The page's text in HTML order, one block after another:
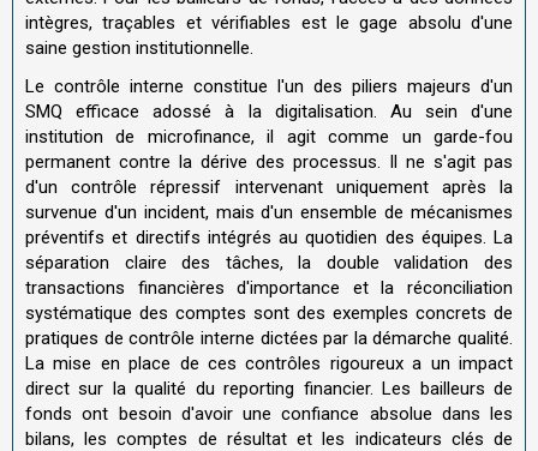
intègres, traçables et vérifiables est le gage absolu d'une
saine gestion institutionnelle.
Le contrôle interne constitue l'un des piliers majeurs d'un
SMQ efficace adossé à la digitalisation. Au sein d'une
institution de microfinance, il agit comme un garde-fou
permanent contre la dérive des processus. Il ne s'agit pas
d'un contrôle répressif intervenant uniquement après la
survenue d'un incident, mais d'un ensemble de mécanismes
préventifs et directifs intégrés au quotidien des équipes. La
séparation claire des tâches, la double validation des
transactions financières d'importance et la réconciliation
systématique des comptes sont des exemples concrets de
pratiques de contrôle interne dictées par la démarche qualité.
La mise en place de ces contrôles rigoureux a un impact
direct sur la qualité du reporting financier. Les bailleurs de
fonds ont besoin d'avoir une confiance absolue dans les
bilans, les comptes de résultat et les indicateurs clés de